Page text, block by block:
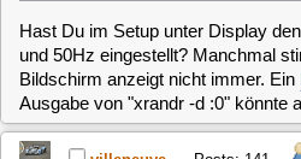
clausmuus Posts: 21462
Probleme mit Nvidia GTX1060 und 3050
«Reply #6 on:January 19, 2025, 13:38:49 »
An der 50Hz Einstellung liegt es somit